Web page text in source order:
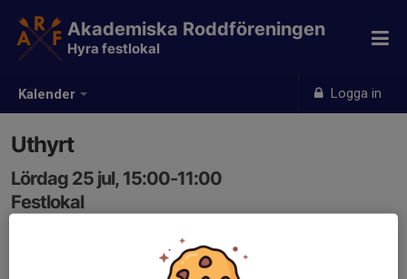
Kalender Logga in
Akademiska Roddföreningen
Hyra festlokal
Uthyrt
Lördag 25 jul, 15:00-11:00
Festlokal
Samling: 15:00, Festlokal